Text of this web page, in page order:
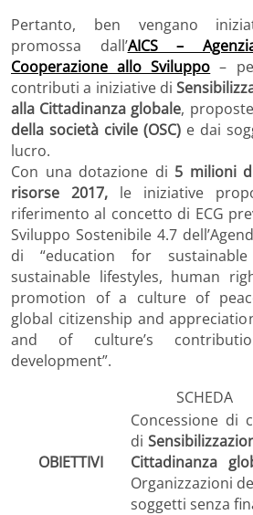
Pertanto, ben vengano
promossa dall’AICS –
Cooperazione allo Sviluppo –
contributi a iniziative di
alla Cittadinanza globale,
della società civile (OSC) e dai
lucro.
Con una dotazione di 5 milioni
risorse 2017, le iniziative
riferimento al concetto di ECG
Sviluppo Sostenibile 4.7
di “education for
sustainable lifestyles, human
promotion of a culture of
global citizenship and
and of culture’s
development”.
SCHEDA
OBIETTIVI
Concessione di
di
Cittadinanza
Organizzazioni
soggetti senza